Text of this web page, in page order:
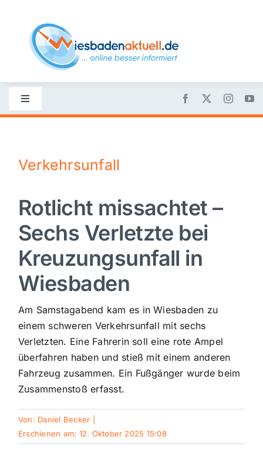
content
Toggle
Navigation
Nachrichten
Politik
Wirtschaft
Sport
Kultur
Panorama
Galerie
Verkehrsunfall
Rotlicht missachtet –
Sechs Verletzte bei
Kreuzungsunfall in
Wiesbaden
Am Samstagabend kam es in Wiesbaden zu
einem schweren Verkehrsunfall mit sechs
Verletzten. Eine Fahrerin soll eine rote Ampel
überfahren haben und stieß mit einem anderen
Fahrzeug zusammen. Ein Fußgänger wurde beim
Zusammenstoß erfasst.
Von: Daniel Becker
Erschienen am: 12. Oktober 2025 15:08